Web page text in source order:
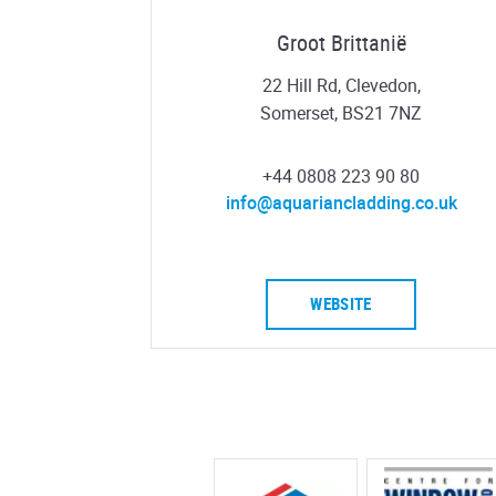
Groot Brittanië
22 Hill Rd, Clevedon,
Somerset, BS21 7NZ
+44 0808 223 90 80
info@aquariancladding.co.uk
WEBSITE